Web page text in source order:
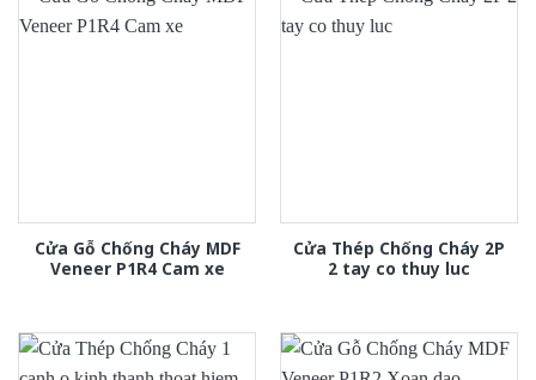
Cửa Gỗ Chống Cháy MDF
Veneer P1R4 Cam xe
Cửa Thép Chống Cháy 2P
2 tay co thuy luc